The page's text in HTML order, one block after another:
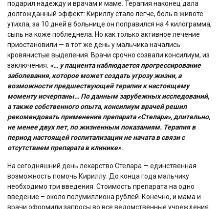
подарил надежду и врачам и маме. Терапия наконец дала
долгожданный эффект: Кириллу стало легче, боль в животе
утихла, за 10 дней в больнице он поправился на 4 килограмма,
сыпь на коже побледнела. Но как только активное лечение
приостановили — в тот же день у мальчика начались
кровянистые выделения. Врачи срочно созвали консилиум, из
заключения: «… у пациента наблюдается прогрессирование
заболевания, которое может создать угрозу жизни, а
возможности предшествующей терапии к настоящему
моменту исчерпаны… По данным зарубежных исследований,
а также собственного опыта, консилиум врачей решил
рекомендовать применение препарата «Стелара», длительно,
не менее двух лет, по жизненным показаниям. Терапия в
период настоящей госпитализации не начата в связи с
отсутствием препарата в клинике».
На сегодняшний день лекарство Стелара — единственная
возможность помочь Кириллу. До конца года мальчику
необходимо три введения. Стоимость препарата на одно
введение – около полумиллиона рублей. Конечно, и мама и
врачи оформили запросы во все ведомственные учреждения.